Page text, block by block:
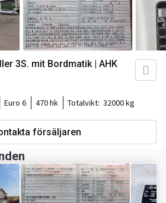
3S. mit Bordmatik | AHK
Euro 6 470 hk Totalvikt: 32000 kg
försäljaren